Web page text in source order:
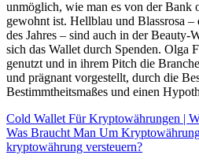
unmöglich, wie man es von der Bank
gewohnt ist. Hellblau und Blassrosa
des Jahres – sind auch in der Beauty-
sich das Wallet durch Spenden. Olga
genutzt und in ihrem Pitch die
und prägnant vorgestellt, durch die
Bestimmtheitsmaßes und einen
Cold Wallet Für Kryptowährungen |
Was Braucht Man Um
kryptowährung versteuern?